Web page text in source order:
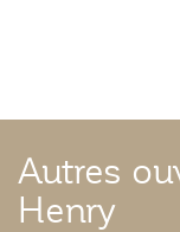
Autres
Henry